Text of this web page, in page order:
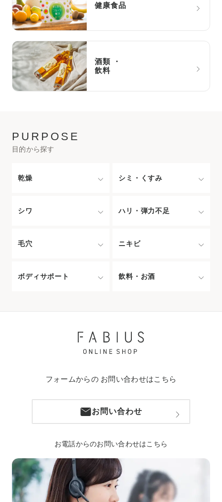
健康食品
酒類 ・
飲料
PURPOSE
目的から探す
乾燥 シミ・ くすみ
シワ ハリ・ 弾力不足
毛穴 ニキビ
ボディサポート 飲料・ お酒
フォームからのお問い合わせはこちら
お問い合わせ
お電話からのお問い合わせはこちら